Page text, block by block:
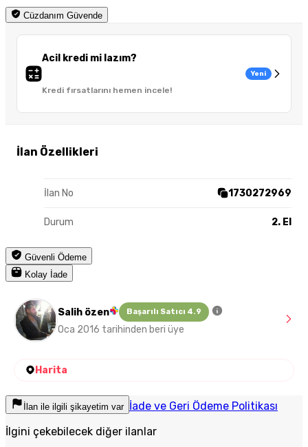
Cüzdanım Güvende
Acil kredi mi lazım?
Kredi fırsatlarını hemen incele!
Yeni
İlan Özellikleri
İlan No 1730272969
Durum 2. El
Güvenli Ödeme
Kolay İade
Salih özen Başarılı Satıcı 4.9
Oca 2016 tarihinden beri üye
Harita
İlan ile ilgili şikayetim var İade ve Geri Ödeme Politikası
İlgini çekebilecek diğer ilanlar